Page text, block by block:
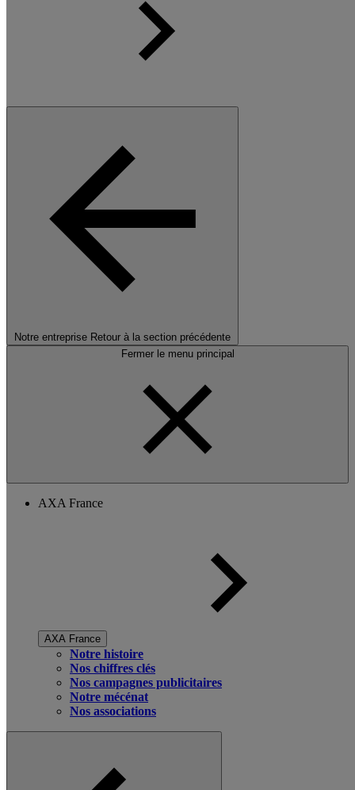
Notre entreprise Retour à la section précédente
Fermer le menu principal
AXA France
AXA France
Notre histoire
Nos chiffres clés
Nos campagnes publicitaires
Notre mécénat
Nos associations